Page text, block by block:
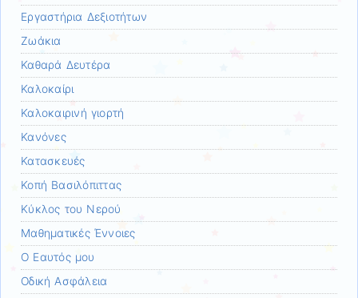
Εργαστήρια Δεξιοτήτων
Ζωάκια
Καθαρά Δευτέρα
Καλοκαίρι
Καλοκαιρινή γιορτή
Κανόνες
Κατασκευές
Κοπή Βασιλόπιττας
Κύκλος του Νερού
Μαθηματικές Έννοιες
Ο Εαυτός μου
Οδική Ασφάλεια